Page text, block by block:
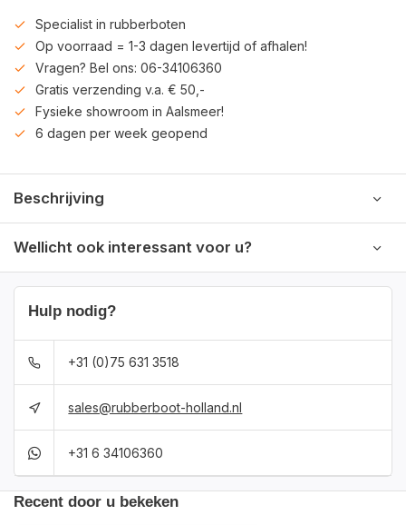
Specialist in rubberboten
Op voorraad = 1-3 dagen levertijd of afhalen!
Vragen? Bel ons: 06-34106360
Gratis verzending v.a. € 50,-
Fysieke showroom in Aalsmeer!
6 dagen per week geopend
Beschrijving
Wellicht ook interessant voor u?
Hulp nodig?
+31 (0)75 631 3518
sales@rubberboot-holland.nl
+31 6 34106360
Recent door u bekeken